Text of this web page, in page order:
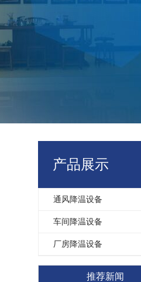
产品展示
通风降温设备
车间降温设备
厂房降温设备
推荐新闻